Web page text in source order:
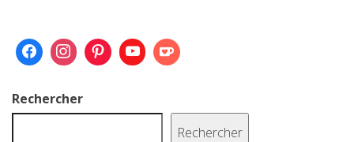
Rechercher
Rechercher